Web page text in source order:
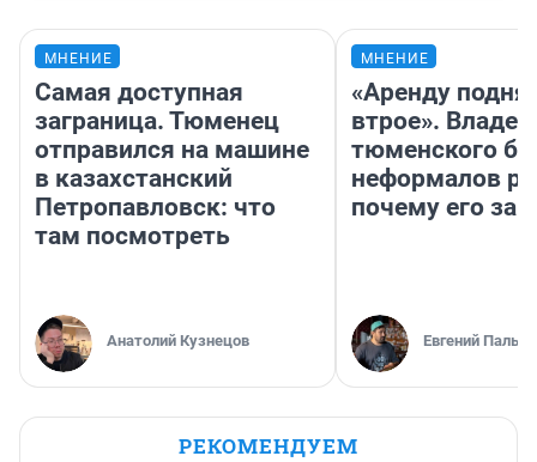
МНЕНИЕ
Самая доступная
заграница. Тюменец
отправился на машине
в казахстанский
Петропавловск: что
там посмотреть
Анатолий Кузнецов
МНЕНИЕ
«Аренду
втрое».
тюменского
неформалов
почему его
Евгений
РЕКОМЕНДУЕМ